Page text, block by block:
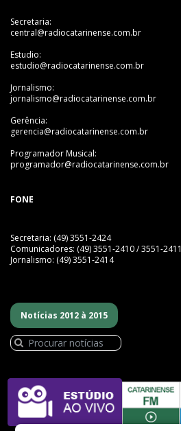
Secretaria:
central@radiocatarinense.com.br
Estudio:
estudio@radiocatarinense.com.br
Jornalismo:
jornalismo@radiocatarinense.com.br
Gerência:
gerencia@radiocatarinense.com.br
Programador Musical:
programador@radiocatarinense.com.br
FONE
Secretaria: (49) 3551-2424
Comunicadores: (49) 3551-2410 / 3551-2411
Jornalismo: (49) 3551-2414
Notícias 2012 à 2015